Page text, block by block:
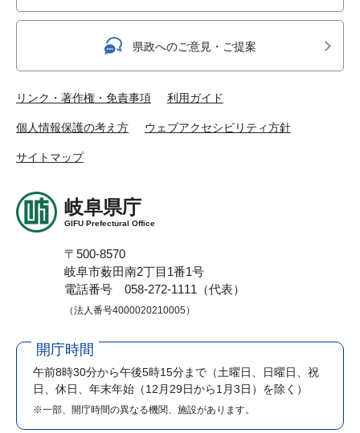
県政へのご意見・ご提案
リンク・著作権・免責事項 利用ガイド
個人情報保護の考え方 ウェブアクセシビリティ方針
サイトマップ
岐阜県庁
GIFU Prefectural Office
〒500-8570
岐阜市薮田南2丁目1番1号
電話番号 058-272-1111（代表）
（法人番号4000020210005）
開庁時間
午前8時30分から午後5時15分まで （土曜日、日曜日、祝
日、休日、年末年始（12月29日から1月3日）を除く）
※一部、開庁時間の異なる機関、施設があります。